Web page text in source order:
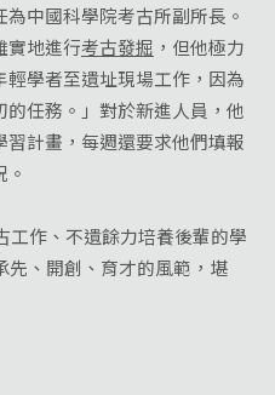
中國科學院考古所副所長。
實地進行考古發掘 ，但他極力
學者至遺址現場工作，因為
的任務。」對於新進人員，他
計畫，每週還要求他們填報
作、不遺餘力培養後輩的學
先、開創、育才的風範，堪